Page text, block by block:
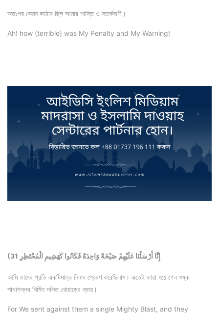
অতঃপর কেমন কঠোর ছিল আমার শাস্তি ও সতর্কবাণী।
Ah! how (terrible) was My Penalty and My Warning!
(31 إِنَّا أَرْسَلْنَا عَلَيْهِمْ صَيْحَةً وَاحِدَةً فَكَانُوا كَهَشِيمِ الْمُحْتَظِرِ
আমি তাদের প্রতি একটিমাত্র নিনাদ প্রেরণ করেছিলাম। এতেই তারা হয়ে গেল শুষ্ক
শাখাপল্লব নির্মিত দলিত খোয়াড়ের ন্যায়।
For We sent against them a single Mighty Blast, and they